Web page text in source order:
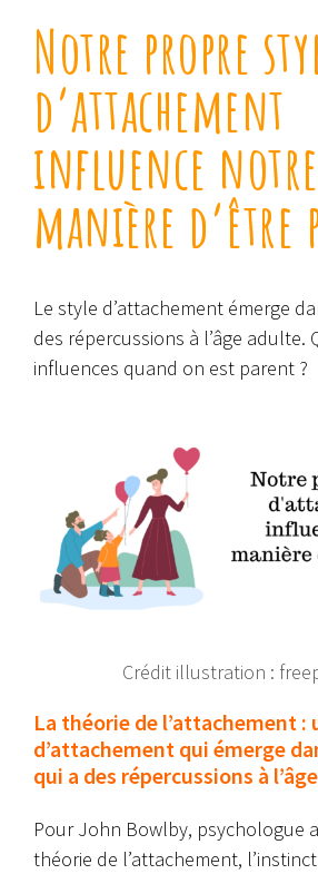
Notre propre
d’attachement
influence notre
manière d’être
Le style d’attachement émerge
des répercussions à l’âge adulte.
influences quand on est parent ?
Crédit illustration :
La théorie de l’attachement :
d’attachement qui émerge
qui a des répercussions à
Pour John Bowlby, psychologue
théorie de l’attachement,